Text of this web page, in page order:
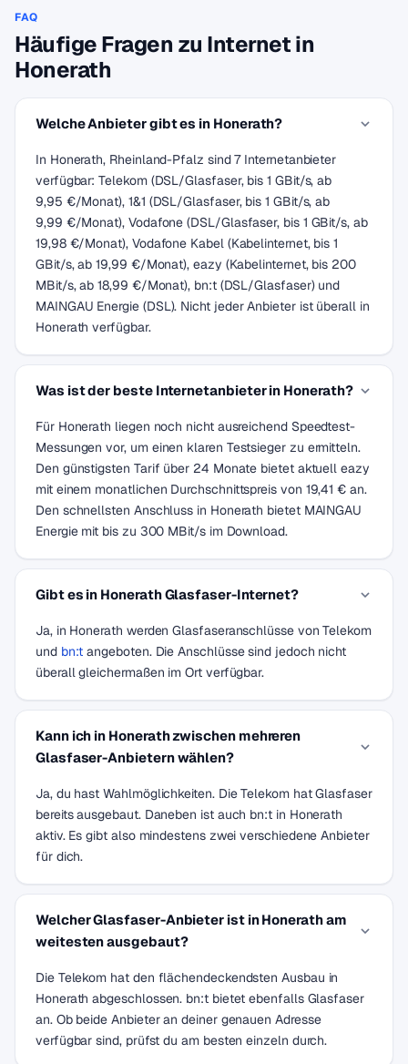
FAQ
Häufige Fragen zu Internet in
Honerath
Welche Anbieter gibt es in Honerath?
In Honerath, Rheinland-Pfalz sind 7 Internetanbieter
verfügbar: Telekom (DSL/Glasfaser, bis 1 GBit/s, ab
9,95 €/Monat), 1&1 (DSL/Glasfaser, bis 1 GBit/s, ab
9,99 €/Monat), Vodafone (DSL/Glasfaser, bis 1 GBit/s, ab
19,98 €/Monat), Vodafone Kabel (Kabelinternet, bis 1
GBit/s, ab 19,99 €/Monat), eazy (Kabelinternet, bis 200
MBit/s, ab 18,99 €/Monat), bn:t (DSL/Glasfaser) und
MAINGAU Energie (DSL). Nicht jeder Anbieter ist überall in
Honerath verfügbar.
Was ist der beste Internetanbieter in Honerath?
Für Honerath liegen noch nicht ausreichend Speedtest-
Messungen vor, um einen klaren Testsieger zu ermitteln.
Den günstigsten Tarif über 24 Monate bietet aktuell eazy
mit einem monatlichen Durchschnittspreis von 19,41 € an.
Den schnellsten Anschluss in Honerath bietet MAINGAU
Energie mit bis zu 300 MBit/s im Download.
Gibt es in Honerath Glasfaser-Internet?
Ja, in Honerath werden Glasfaseranschlüsse von Telekom
und bn:t angeboten. Die Anschlüsse sind jedoch nicht
überall gleichermaßen im Ort verfügbar.
Kann ich in Honerath zwischen mehreren
Glasfaser-Anbietern wählen?
Ja, du hast Wahlmöglichkeiten. Die Telekom hat Glasfaser
bereits ausgebaut. Daneben ist auch bn:t in Honerath
aktiv. Es gibt also mindestens zwei verschiedene Anbieter
für dich.
Welcher Glasfaser-Anbieter ist in Honerath am
weitesten ausgebaut?
Die Telekom hat den flächendeckendsten Ausbau in
Honerath abgeschlossen. bn:t bietet ebenfalls Glasfaser
an. Ob beide Anbieter an deiner genauen Adresse
verfügbar sind, prüfst du am besten einzeln durch.